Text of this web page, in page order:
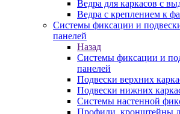
Ведра для каркасов с
Ведра с креплением к
Системы фиксации и
панелей
Назад
Системы фиксации и
панелей
Подвески верхних
Подвески нижних
Системы настенной
Профили, кронштейны